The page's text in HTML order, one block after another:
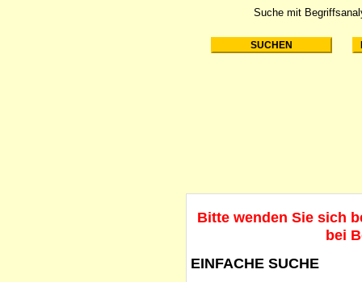
Suche mit
Bitte wenden Sie sich
bei
EINFACHE SUCHE